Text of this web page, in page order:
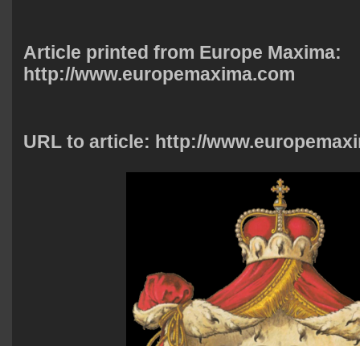
Article printed from Europe Maxima:
http://www.europemaxima.com
URL to article: http://